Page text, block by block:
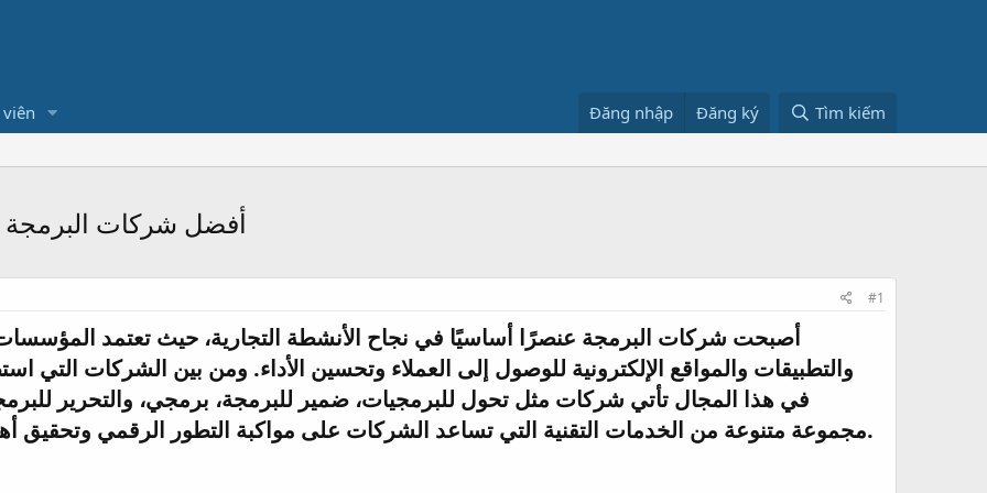
Đăng nhập Đăng ký Tìm kiếm
أفضل شركات البرمجة
#1
أصبحت شركات البرمجة عنصرًا أساسيًا في نجاح الأنشطة التجارية، حيث تعتمد المؤسسات
والتطبيقات والمواقع الإلكترونية للوصول إلى العملاء وتحسين الأداء. ومن بين الشركات التي
في هذا المجال تأتي شركات مثل تحول للبرمجيات، ضمير للبرمجة، برمجي، والتحرير
مجموعة متنوعة من الخدمات التقنية التي تساعد الشركات على مواكبة التطور الرقمي وتحقيق أهدافها التجارية بكفاءة عالية.​